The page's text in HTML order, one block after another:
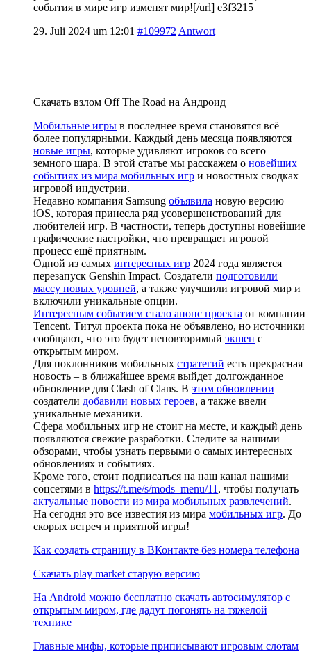
события в мире игр изменят мир![/url] e3f3215
29. Juli 2024 um 12:01 #109972 Antwort
Скачать взлом Off The Road на Андроид
Мобильные игры в последнее время становятся всё
более популярными. Каждый день месяца появляются
новые игры, которые удивляют игроков со всего
земного шара. В этой статье мы расскажем о новейших
событиях из мира мобильных игр и новостных сводках
игровой индустрии.
Недавно компания Samsung объявила новую версию
iOS, которая принесла ряд усовершенствований для
любителей игр. В частности, теперь доступны новейшие
графические настройки, что превращает игровой
процесс ещё приятным.
Одной из самых интересных игр 2024 года является
перезапуск Genshin Impact. Создатели подготовили
массу новых уровней, а также улучшили игровой мир и
включили уникальные опции.
Интересным событием стало анонс проекта от компании
Tencent. Титул проекта пока не объявлено, но источники
сообщают, что это будет неповторимый экшен с
открытым миром.
Для поклонников мобильных стратегий есть прекрасная
новость – в ближайшее время выйдет долгожданное
обновление для Clash of Clans. В этом обновлении
создатели добавили новых героев, а также ввели
уникальные механики.
Сфера мобильных игр не стоит на месте, и каждый день
появляются свежие разработки. Следите за нашими
обзорами, чтобы узнать первыми о самых интересных
обновлениях и событиях.
Кроме того, стоит подписаться на наш канал нашими
соцсетями в https://t.me/s/mods_menu/11 , чтобы получать
актуальные новости из мира мобильных развлечений.
На сегодня это все известия из мира мобильных игр. До
скорых встреч и приятной игры!
Как создать страницу в ВКонтакте без номера телефона
Скачать play market старую версию
На Android можно бесплатно скачать автосимулятор с
открытым миром, где дадут погонять на тяжелой
технике
Главные мифы, которые приписывают игровым слотам